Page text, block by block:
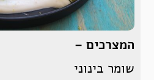
המצרכים –
שומר בינוני